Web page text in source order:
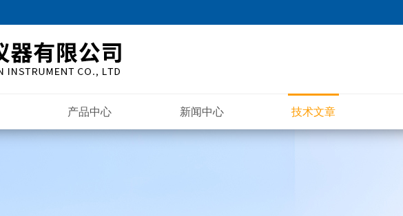
产品中心 新闻中心 技术文章